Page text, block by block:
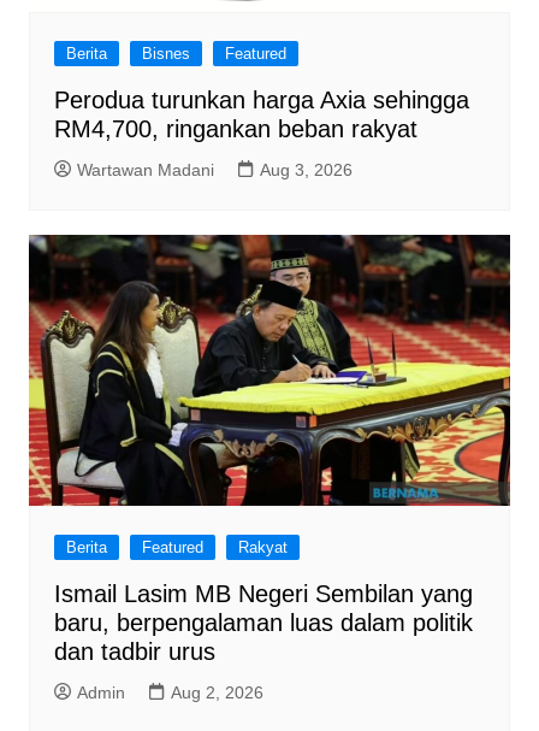
Berita Bisnes Featured
Perodua turunkan harga Axia sehingga
RM4,700, ringankan beban rakyat
Wartawan Madani Aug 3, 2026
Berita Featured Rakyat
Ismail Lasim MB Negeri Sembilan yang
baru, berpengalaman luas dalam politik
dan tadbir urus
Admin Aug 2, 2026